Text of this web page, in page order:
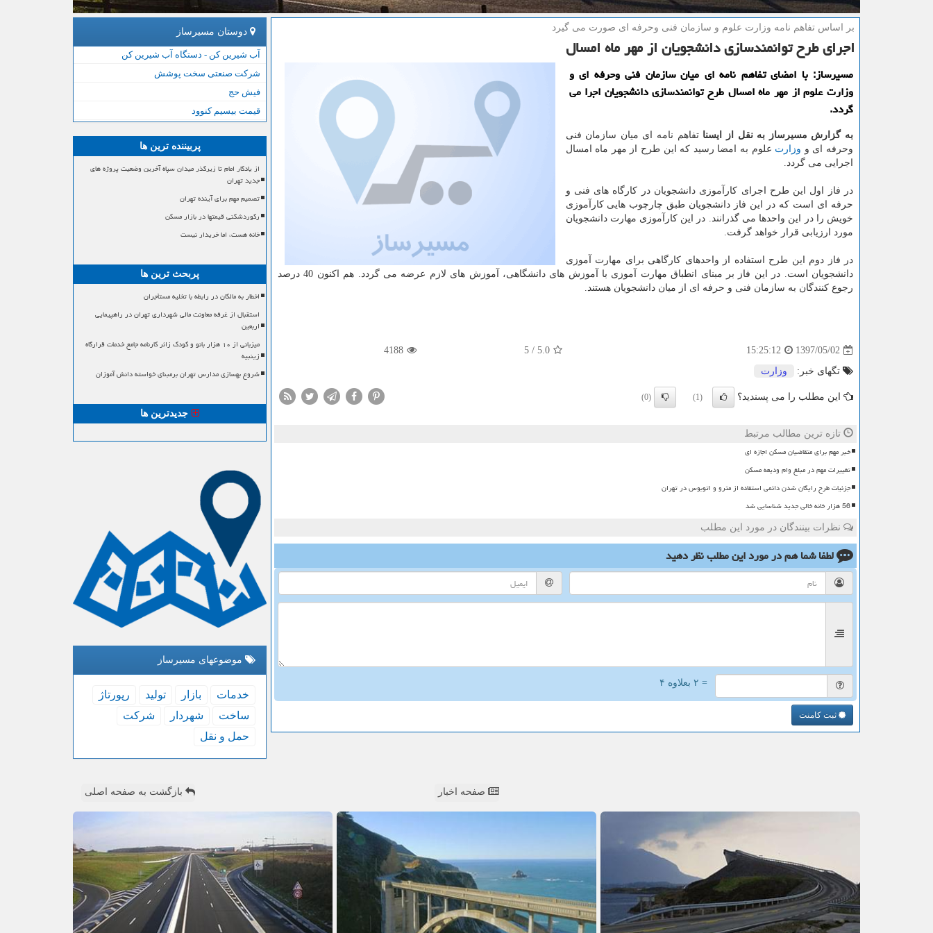
بر اساس تفاهم نامه وزارت علوم و سازمان فنی وحرفه ای صورت می گیرد
اجرای طرح توانمندسازی دانشجویان از مهر ماه امسال
مسیرساز: با امضای تفاهم نامه ای میان سازمان فنی وحرفه ای و
وزارت علوم از مهر ماه امسال طرح توانمندسازی دانشجویان اجرا می
گردد.
به گزارش مسیرساز به نقل از ایسنا تفاهم نامه ای میان سازمان فنی
وحرفه ای و وزارت علوم به امضا رسید كه این طرح از مهر ماه امسال
اجرایی می گردد.
در فاز اول این طرح اجرای كارآموزی دانشجویان در كارگاه های فنی و
حرفه ای است كه در این فاز دانشجویان طبق چارچوب هایی كارآموزی
خویش را در این واحدها می گذرانند. در این كارآموزی مهارت دانشجویان
مورد ارزیابی قرار خواهد گرفت.
در فاز دوم این طرح استفاده از واحدهای كارگاهی برای مهارت آموزی
دانشجویان است. در این فاز بر مبنای انطباق مهارت آموزی با آموزش های دانشگاهی، آموزش های لازم عرضه می گردد. هم اكنون 40 درصد
رجوع كنندگان به سازمان فنی و حرفه ای از میان دانشجویان هستند.
1397/05/02
15:25:12
5.0
/
5
4188
تگهای خبر: وزارت
این مطلب را می پسندید؟ (1)
(0)
تازه ترین مطالب مرتبط
خبر مهم برای متقاضیان مسکن اجازه ای
تغییرات مهم در مبلغ وام ودیعه مسکن
جزئیات طرح رایگان شدن دائمی استفاده از مترو و اتوبوس در تهران
56 هزار خانه خالی جدید شناسایی شد
نظرات بینندگان در مورد این مطلب
لطفا شما همدر مورد این مطلبنظر دهید
= ۲ بعلاوه ۴
ثبت کامنت
دوستان مسیرساز
آب شیرین کن - دستگاه آب شیرین کن
شرکت صنعتی سخت پوشش
فیش حج
قیمت بیسیم کنوود
پربیننده ترین ها
از یادگار امام تا زیرگذر میدان سپاه آخرین وضعیت پروژه های
جدید تهران
تصمیم مهم برای آینده تهران
رکوردشکنی قیمتها در بازار مسکن
خانه هست، اما خریدار نیست
پربحث ترین ها
اخطار به مالکان در رابطه با تخلیه مستأجران
استقبال از غرفه معاونت مالی شهرداری تهران در راهپیمایی
اربعین
میزبانی از ۱۰ هزار بانو و کودک زائر کارنامه جامع خدمات قرارگاه
زینبیه
شروع بهسازی مدارس تهران برمبنای خواسته دانش آموزان
جدیدترین ها
موضوعهای مسیرساز
خدمات بازار تولید
رپورتاژ
ساخت
شهردار
شركت
حمل و نقل
صفحه اخبار بازگشت به صفحه اصلی